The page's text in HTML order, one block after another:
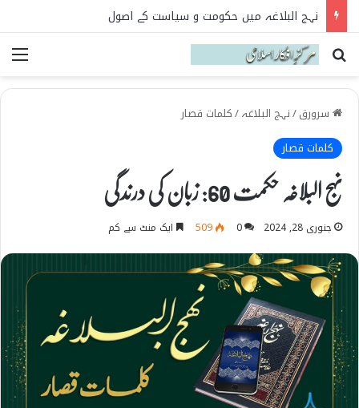
فضائل علیؑ ابن ابی طالبؑ در نہج البلاغہ
Search for
سرورق/نہج البلاغہ/کلمات قصار
کلمات قصار
نہج البلاغہ حکمت 60: زبان کی درندگی
جنوری 28, 2024 0
509 ایک منٹ سے کم